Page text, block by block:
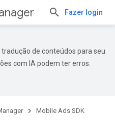
Fazer login
de conteúdos para seu
com IA podem ter erros.
Mobile Ads SDK